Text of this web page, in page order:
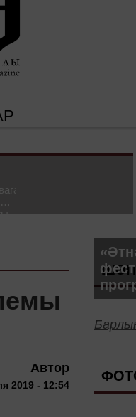
Автор
2019 - 12:54